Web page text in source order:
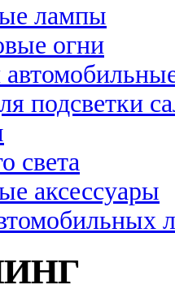
лампы
огни
подсветки
света
аксессуары